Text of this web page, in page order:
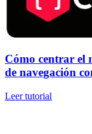
Cómo centrar el
de navegación
Leer tutorial